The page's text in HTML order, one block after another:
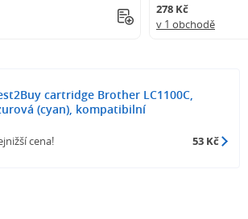
278 Kč
v 1 obchodě
cartridge Brother LC1100C,
(cyan), kompatibilní
cena! 53 Kč